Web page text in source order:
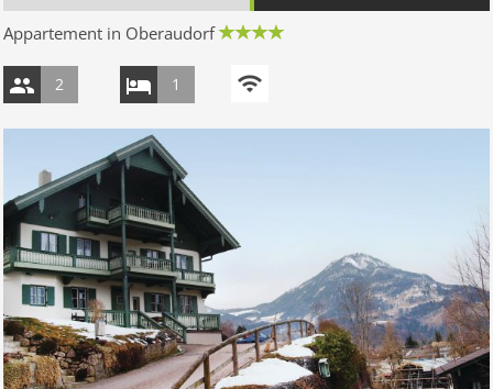
Appartement in Oberaudorf
2 1